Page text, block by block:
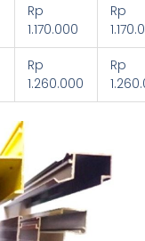
Rp
1.170.000
Rp
Rp
1.260.000
Rp